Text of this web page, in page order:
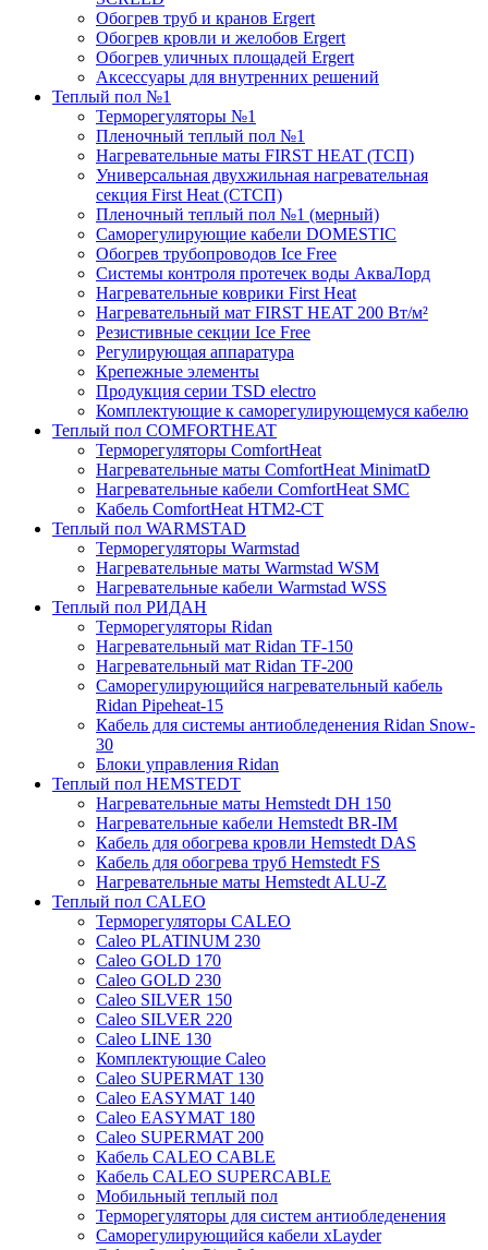
Обогрев труб и кранов Ergert
Обогрев кровли и желобов Ergert
Обогрев уличных площадей Ergert
Аксессуары для внутренних решений
Теплый пол №1
Терморегуляторы №1
Пленочный теплый пол №1
Нагревательные маты FIRST HEAT (ТСП)
Универсальная двухжильная нагревательная
секция First Heat (СТСП)
Пленочный теплый пол №1 (мерный)
Саморегулирующие кабели DOMESTIC
Обогрев трубопроводов Ice Free
Системы контроля протечек воды АкваЛорд
Нагревательные коврики First Heat
Нагревательный мат FIRST HEAT 200 Вт/м²
Резистивные секции Ice Free
Регулирующая аппаратура
Крепежные элементы
Продукция серии TSD electro
Комплектующие к саморегулирующемуся кабелю
Теплый пол COMFORTHEAT
Терморегуляторы ComfortHeat
Нагревательные маты ComfortHeat MinimatD
Нагревательные кабели ComfortHeat SMC
Кабель ComfortHeat HTM2-CT
Теплый пол WARMSTAD
Терморегуляторы Warmstad
Нагревательные маты Warmstad WSM
Нагревательные кабели Warmstad WSS
Теплый пол РИДАН
Терморегуляторы Ridan
Нагревательный мат Ridan TF-150
Нагревательный мат Ridan TF-200
Саморегулирующийся нагревательный кабель
Ridan Pipeheat-15
Кабель для системы антиобледенения Ridan Snow-
30
Блоки управления Ridan
Теплый пол HEMSTEDT
Нагревательные маты Hemstedt DH 150
Нагревательные кабели Hemstedt BR-IM
Кабель для обогрева кровли Hemstedt DAS
Кабель для обогрева труб Hemstedt FS
Нагревательные маты Hemstedt ALU-Z
Теплый пол CALEO
Терморегуляторы CALEO
Caleo PLATINUM 230
Caleo GOLD 170
Caleo GOLD 230
Caleo SILVER 150
Caleo SILVER 220
Caleo LINE 130
Комплектующие Caleo
Caleo SUPERMAT 130
Caleo EASYMAT 140
Caleo EASYMAT 180
Caleo SUPERMAT 200
Кабель CALEO CABLE
Кабель CALEO SUPERCABLE
Мобильный теплый пол
Терморегуляторы для систем антиобледенения
Саморегулирующийся кабели xLayder